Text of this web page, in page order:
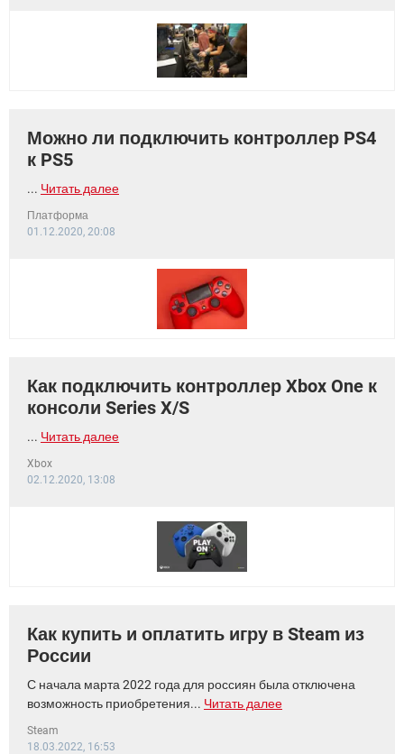
Можно ли подключить контроллер PS4
к PS5
... Читать далее
Платформа
01.12.2020, 20:08
Как подключить контроллер Xbox One к
консоли Series X/S
... Читать далее
Xbox
02.12.2020, 13:08
Как купить и оплатить игру в Steam из
России
С начала марта 2022 года для россиян была отключена
возможность приобретения... Читать далее
Steam
18.03.2022, 16:53